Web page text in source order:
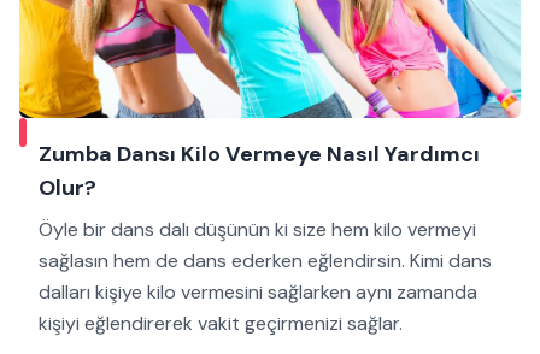
Zumba Dansı Kilo Vermeye Nasıl Yardımcı
Olur?
Öyle bir dans dalı düşünün ki size hem kilo vermeyi
sağlasın hem de dans ederken eğlendirsin. Kimi dans
dalları kişiye kilo vermesini sağlarken aynı zamanda
kişiyi eğlendirerek vakit geçirmenizi sağlar.